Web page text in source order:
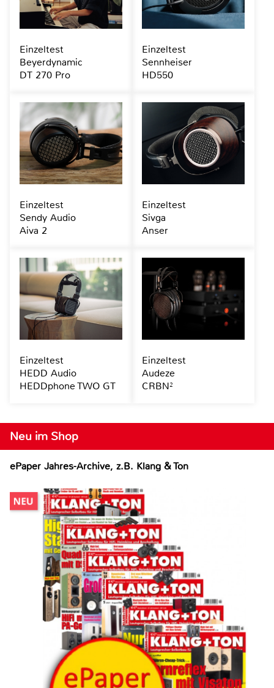
Neu im Shop
ePaper Jahres-Archive, z.B. Klang & Ton
Einzeltest
Beyerdynamic
DT 270 Pro
Einzeltest
Sennheiser
HD550
Einzeltest
Sendy Audio
Aiva 2
Einzeltest
Sivga
Anser
Einzeltest
HEDD Audio
HEDDphone TWO GT
Einzeltest
Audeze
CRBN²